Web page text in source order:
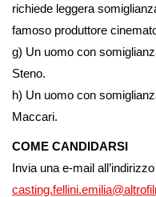
richiede leggera
famoso produttore
g) Un uomo con
Steno.
h) Un uomo con
Maccari.
COME CANDIDARSI
Invia una e-mail all’indirizzo